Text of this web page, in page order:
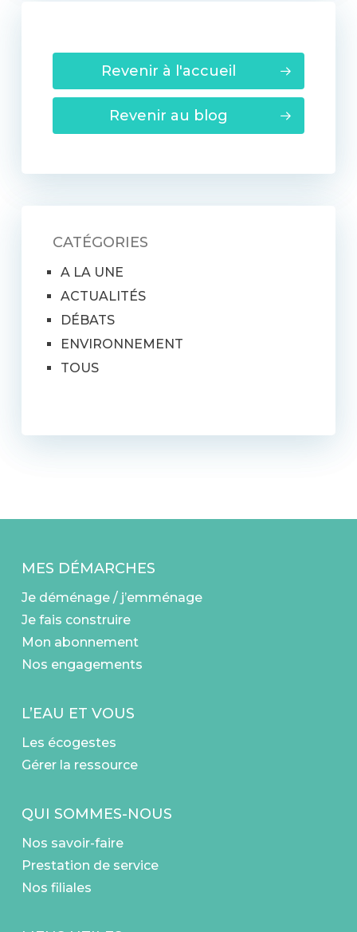
Revenir à l'accueil
Revenir au blog
CATÉGORIES
A LA UNE
ACTUALITÉS
DÉBATS
ENVIRONNEMENT
TOUS
MES DÉMARCHES
Je déménage / j’emménage
Je fais construire
Mon abonnement
Nos engagements
L’EAU ET VOUS
Les écogestes
Gérer la ressource
QUI SOMMES-NOUS
Nos savoir-faire
Prestation de service
Nos filiales